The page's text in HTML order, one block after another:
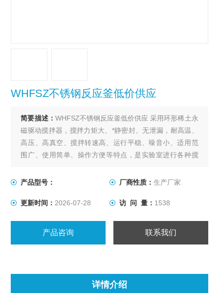
WHFSZ不锈钢反应釜低价供应
简要描述： WHFSZ不锈钢反应釜低价供应 采用环形稀土永
磁驱动搅拌器，搅拌力矩大、*静密封、无泄漏，耐高温、
高压、高真空、搅拌转速高、运行平稳、噪音小、适用范
围广、使用简单、操作方便等特点，是实验室进行各种搅
产品型号：
厂商性质： 生产厂家
更新时间： 2026-07-28 访 问 量： 1538
产品咨询 联系我们
详情介绍